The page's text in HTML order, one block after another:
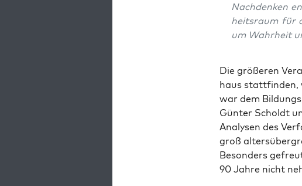
Nach­den­ken
heits­raum für
um Wahr­heit
Die grö­ße­ren
haus statt­fin­den,
war dem
Gün­ter Scholdt
Ana­ly­sen des
groß
Beson­ders
90 Jah­re nicht